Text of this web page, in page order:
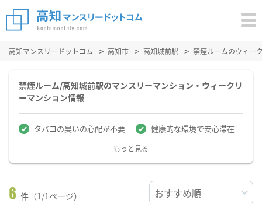
高知マンスリードットコム 高知市 高知城前駅 禁煙ルームのウィー
禁煙ルーム/高知城前駅のマンスリーマンション・ウィークリ
ーマンション情報
タバコの臭いの心配が不要 健康的な環境で安心滞在
もっと見る
6 件（1/1ページ）